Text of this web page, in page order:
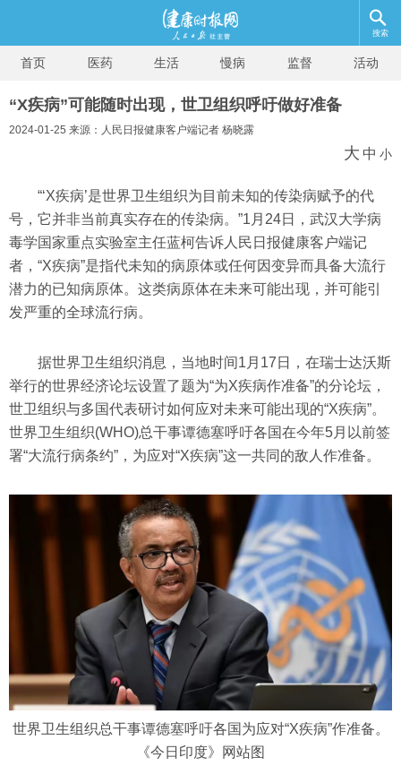
搜索
首页 医药 生活 慢病 监督 活动
“X疾病”可能随时出现，世卫组织呼吁做好准备
2024-01-25 来源：人民日报健康客户端记者 杨晓露
大 中 小
“‘X疾病’是世界卫生组织为目前未知的传染病赋予的代
号，它并非当前真实存在的传染病。”1月24日，武汉大学病
毒学国家重点实验室主任蓝柯告诉人民日报健康客户端记
者，“X疾病”是指代未知的病原体或任何因变异而具备大流行
潜力的已知病原体。这类病原体在未来可能出现，并可能引
发严重的全球流行病。
据世界卫生组织消息，当地时间1月17日，在瑞士达沃斯
举行的世界经济论坛设置了题为“为X疾病作准备”的分论坛，
世卫组织与多国代表研讨如何应对未来可能出现的“X疾病”。
世界卫生组织(WHO)总干事谭德塞呼吁各国在今年5月以前签
署“大流行病条约”，为应对“X疾病”这一共同的敌人作准备。
世界卫生组织总干事谭德塞呼吁各国为应对“X疾病”作准备。
《今日印度》网站图